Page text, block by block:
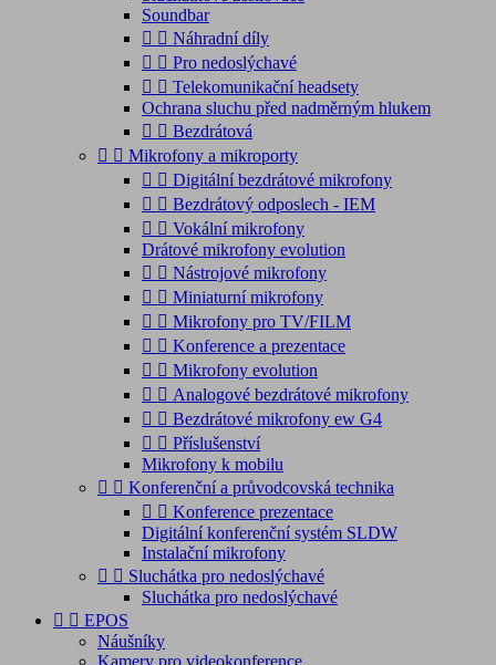
Soundbar
  Náhradní díly
  Pro nedoslýchavé
  Telekomunikační headsety
Ochrana sluchu před nadměrným hlukem
  Bezdrátová
  Mikrofony a mikroporty
  Digitální bezdrátové mikrofony
  Bezdrátový odposlech - IEM
  Vokální mikrofony
Drátové mikrofony evolution
  Nástrojové mikrofony
  Miniaturní mikrofony
  Mikrofony pro TV/FILM
  Konference a prezentace
  Mikrofony evolution
  Analogové bezdrátové mikrofony
  Bezdrátové mikrofony ew G4
  Příslušenství
Mikrofony k mobilu
  Konferenční a průvodcovská technika
  Konference prezentace
Digitální konferenční systém SLDW
Instalační mikrofony
  Sluchátka pro nedoslýchavé
Sluchátka pro nedoslýchavé
  EPOS
Náušníky
Kamery pro videokonference